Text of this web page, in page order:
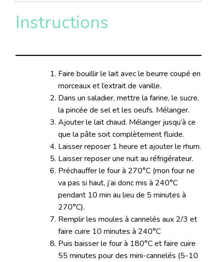
Instructions
Faire bouillir le lait avec le beurre coupé en
morceaux et l’extrait de vanille.
Dans un saladier, mettre la farine, le sucre,
la pincée de sel et les oeufs. Mélanger.
Ajouter le lait chaud. Mélanger jusqu’à ce
que la pâte soit complètement fluide.
Laisser reposer 1 heure et ajouter le rhum.
Laisser reposer une nuit au réfrigérateur.
Préchauffer le four à 270°C (mon four ne
va pas si haut, j’ai donc mis à 240°C
pendant 10 min au lieu de 5 minutes à
270°C).
Remplir les moules à cannelés aux 2/3 et
faire cuire 10 minutes à 240°C
Puis baisser le four à 180°C et faire cuire
55 minutes pour des mini-cannelés (5-10